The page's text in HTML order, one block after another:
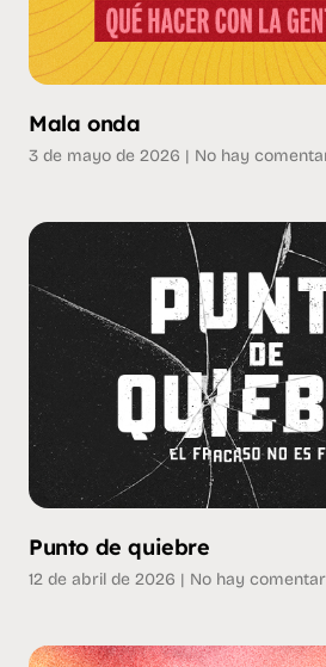
Mala onda
3 de mayo de 2026 No hay
Punto de quiebre
12 de abril de 2026 No hay